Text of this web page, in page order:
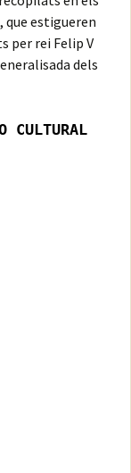
que estigueren
per rei Felip V
dels
CULTURAL